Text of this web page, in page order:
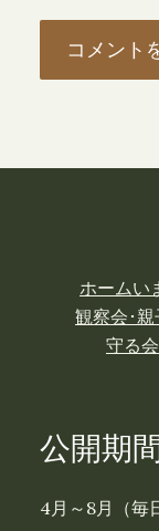
ホームい
観察会･親
守る
公開期
4月～8月（毎